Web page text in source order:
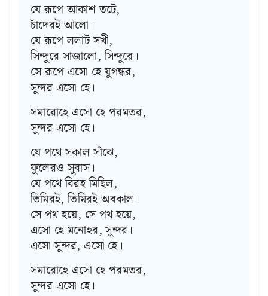
যে রূপে আকাশ তটে,
চাঁদেরই আলো।
যে রূপে ললাট সখী,
সিন্দুরে সাজালো, সিন্দুরে।
সে রূপে এসো হে যুগন্ধর,
সুন্দর এসো হে।
সমারোহে এসো হে পরমতর,
সুন্দর এসো হে।
যে পথে সকাল সাঁঝে,
ফুলেরও সুবাস।
যে পথে বিরহ মিছিল,
তিমিরই, তিমিরই অবকাল।
সে পথ হয়ে, সে পথ হয়ে,
এসো হে মনোহর, সুন্দর।
এসো সুন্দর, এসো হে।
সমারোহে এসো হে পরমতর,
সুন্দর এসো হে।